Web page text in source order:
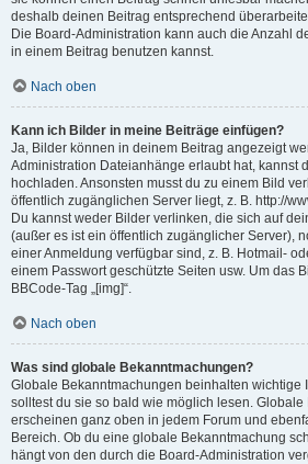
deshalb deinen Beitrag entsprechend
Die Board-Administration kann auch die Anzahl
in einem Beitrag benutzen kannst.
Nach oben
Kann ich Bilder in meine Beiträge einfügen?
Ja, Bilder können in deinem Beitrag angezeigt
Administration Dateianhänge erlaubt hat, kannst
hochladen. Ansonsten musst du zu einem Bild
öffentlich zugänglichen Server liegt, z. B. http://
Du kannst weder Bilder verlinken, die sich auf
(außer es ist ein öffentlich zugänglicher Server),
einer Anmeldung verfügbar sind, z. B. Hotmail-
einem Passwort geschützte Seiten usw. Um das
BBCode-Tag „[img]“.
Nach oben
Was sind globale Bekanntmachungen?
Globale Bekanntmachungen beinhalten wichtige
solltest du sie so bald wie möglich lesen.
erscheinen ganz oben in jedem Forum und
Bereich. Ob du eine globale Bekanntmachung
hängt von den durch die Board-Administration